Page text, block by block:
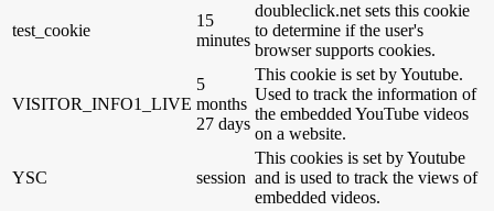
test_cookie
15
minutes
doubleclick.net sets this cookie
to determine if the user's
browser supports cookies.
VISITOR_INFO1_LIVE
5
months
27 days
This cookie is set by Youtube.
Used to track the information of
the embedded YouTube videos
on a website.
YSC session
This cookies is set by Youtube
and is used to track the views of
embedded videos.